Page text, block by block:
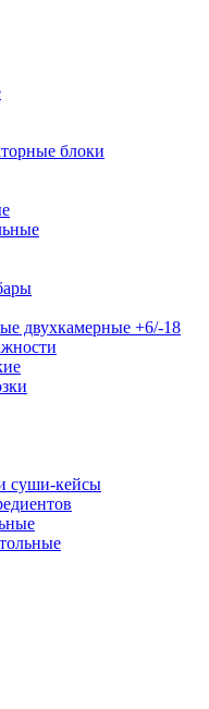
блоки
двухкамерные +6/-18
суши-кейсы